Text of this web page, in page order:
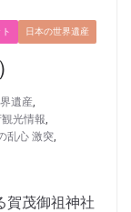
日本の世界遺産
遺産,
光情報,
乱心 激突,
賀茂御祖神社